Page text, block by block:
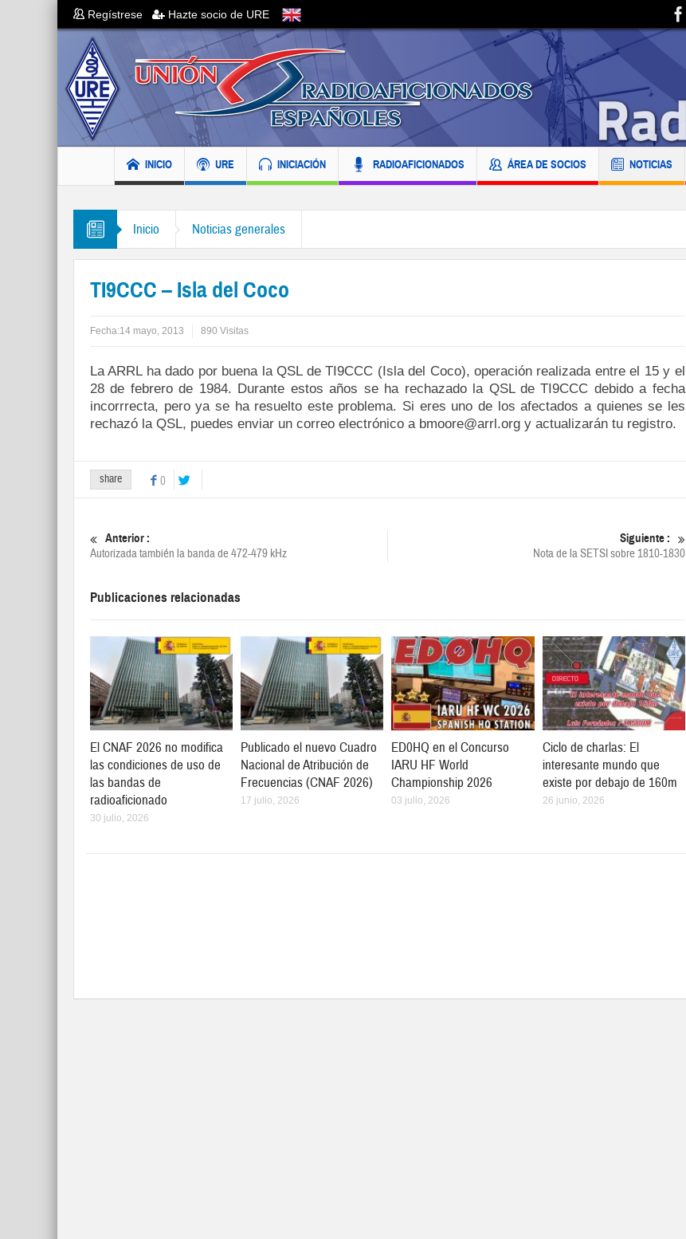
Regístrese Hazte socio de URE
INICIO URE INICIACIÓN RADIOAFICIONADOS ÁREA DE SOCIOS NOTICIAS
Inicio Noticias generales
TI9CCC – Isla del Coco
Fecha:14 mayo, 2013 890 Visitas
La ARRL ha dado por buena la QSL de TI9CCC (Isla del Coco), operación realizada entre el 15 y el
28 de febrero de 1984. Durante estos años se ha rechazado la QSL de TI9CCC debido a fecha
incorrrecta, pero ya se ha resuelto este problema. Si eres uno de los afectados a quienes se les
rechazó la QSL, puedes enviar un correo electrónico a bmoore@arrl.org y actualizarán tu registro.
share 0
Anterior :
Autorizada también la banda de 472-479 kHz
Siguiente :
Nota de la SETSI sobre 1810-1830
Publicaciones relacionadas
El CNAF 2026 no modifica
las condiciones de uso de
las bandas de
radioaficionado
30 julio, 2026
Publicado el nuevo Cuadro
Nacional de Atribución de
Frecuencias (CNAF 2026)
17 julio, 2026
ED0HQ en el Concurso
IARU HF World
Championship 2026
03 julio, 2026
Ciclo de charlas: El
interesante mundo que
existe por debajo de 160m
26 junio, 2026